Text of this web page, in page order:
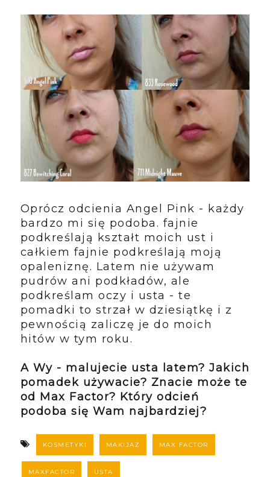
Oprócz odcienia Angel Pink - każdy
bardzo mi się podoba. fajnie
podkreślają kształt moich ust i
całkiem fajnie podkreślają moją
opaleniznę. Latem nie używam
pudrów ani podkładów, ale
podkreślam oczy i usta - te
pomadki to strzał w dziesiątkę i z
pewnością zaliczę je do moich
hitów w tym roku.
A Wy - malujecie usta latem? Jakich
pomadek używacie? Znacie może te
od Max Factor? Który odcień
podoba się Wam najbardziej?
KOSMETYKI MAKIJAŻ MAX FACTOR
MAXFACTOR USTA